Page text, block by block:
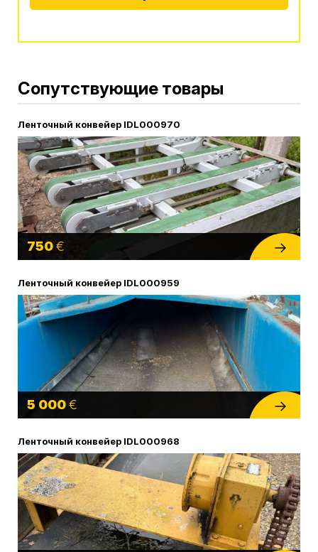
Сопутствующие товары
Ленточный конвейер IDL000970
750€
Ленточный конвейер IDL000959
5 000€
Ленточный конвейер IDL000968